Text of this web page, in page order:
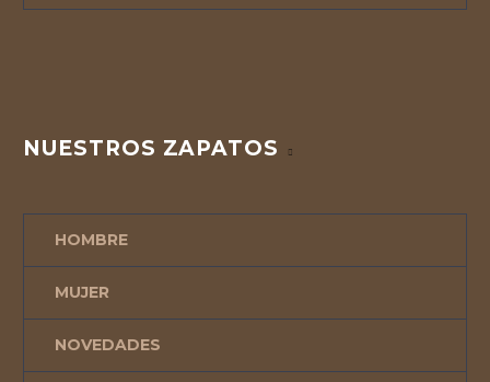
NUESTROS ZAPATOS
HOMBRE
MUJER
NOVEDADES